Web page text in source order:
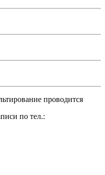
проводится
по тел.: